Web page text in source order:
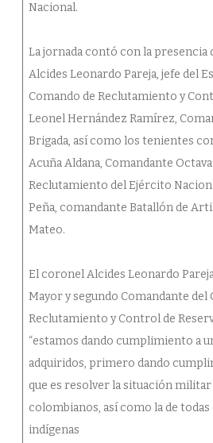
Nacional.
La jornada contó con la presencia
Alcides Leonardo Pareja, jefe del
Comando de Reclutamiento y
Leonel Hernández Ramírez,
Brigada, así como los tenientes
Acuña Aldana, Comandante
Reclutamiento del Ejército
Peña, comandante Batallón de
Mateo.
El coronel Alcides Leonardo
Mayor y segundo Comandante del
Reclutamiento y Control de
“estamos dando cumplimiento a
adquiridos, primero dando
que es resolver la situación
colombianos, así como la de
indígenas